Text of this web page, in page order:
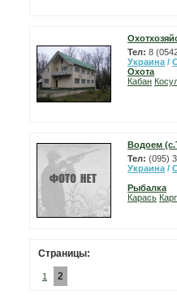
Тел: 8
Украина /
Охота
Кабан
Водоем
Тел: (095)
Украина /
Рыбалка
Карась
Страницы:
1 2